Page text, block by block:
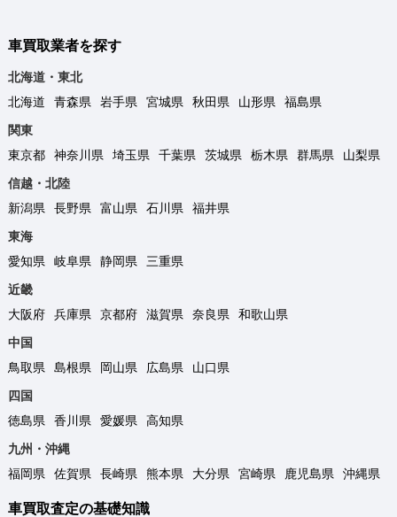
車買取業者を探す
北海道・東北
北海道
青森県 岩手県 宮城県 秋田県 山形県
福島県
関東
東京都
神奈川県 埼玉県 千葉県 茨城県 栃木県 群馬県
山梨県
信越・北陸
新潟県
長野県 富山県 石川県
福井県
東海
愛知県
岐阜県 静岡県
三重県
近畿
大阪府
兵庫県 京都府 滋賀県 奈良県
和歌山県
中国
鳥取県
島根県 岡山県 広島県
山口県
四国
徳島県
香川県 愛媛県
高知県
九州・沖縄
福岡県
佐賀県 長崎県 熊本県 大分県 宮崎県 鹿児島県 沖縄県
車買取査定の基礎知識